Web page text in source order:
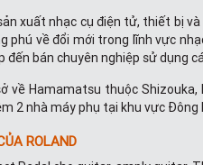
xuất nhạc cụ điện tử, thiết bị
phú về đổi mới trong lĩnh vực
đến bán chuyên nghiệp sử dụng
về Hamamatsu thuộc
2 nhà máy phụ tại khu vực Đông
ROLAND